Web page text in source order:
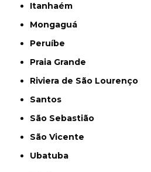
Itanhaém
Mongaguá
Peruíbe
Praia Grande
Riviera de São Lourenço
Santos
São Sebastião
São Vicente
Ubatuba